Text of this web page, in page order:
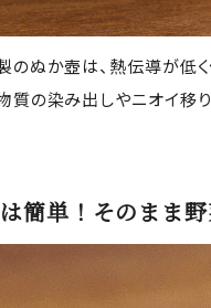
のぬか壺は、熱伝導が低
質の染み出しやニオイ移
簡単！そのまま野